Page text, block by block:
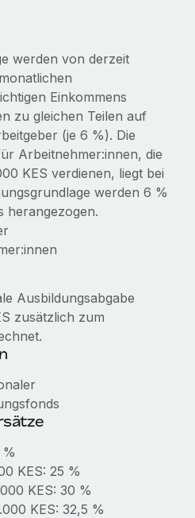
Verfolgung von IT-
Gründung von
Mitarbeiter:innen
entwickelt KI-basierte
Das...
zwischen
für Contractor
Das Gesundheits- und
hat das globale...
Integration mit
bei Remote Unternehmen
die beste...
Marktführer im Bereich der
Apps. Das...
werden von derzeit
Einkommens
zu gleichen Teilen auf
(je 6 %). Die
Arbeitnehmer:innen, die
KES verdienen, liegt bei
werden 6 %
herangezogen.
Ausbildungsabgabe
zusätzlich zum
KES: 25 %
KES: 30 %
KES: 32,5 %